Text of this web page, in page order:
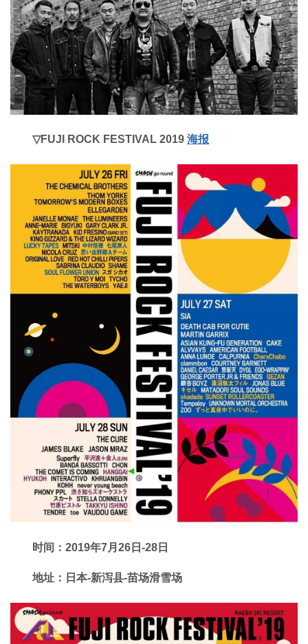
▽FUJI ROCK FESTIVAL 2019 海报
时间：2019年7月26日-28日
地址：日本-新泻县-苗场滑雪场